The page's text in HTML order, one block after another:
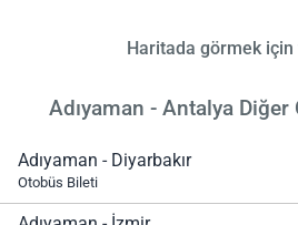
Haritada görmek için
Adıyaman - Antalya
Adıyaman - Diyarbakır
Otobüs Bileti